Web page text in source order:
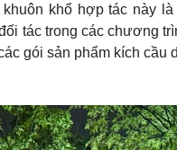
khuôn khổ hợp tác này
tác trong các chương
gói sản phẩm kích cầu